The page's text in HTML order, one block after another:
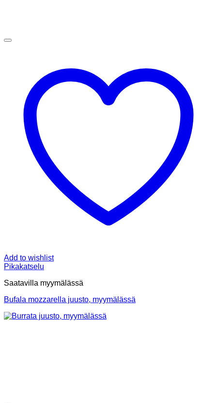
Add to wishlist
Pikakatselu
Saatavilla myymälässä
Bufala mozzarella juusto, myymälässä